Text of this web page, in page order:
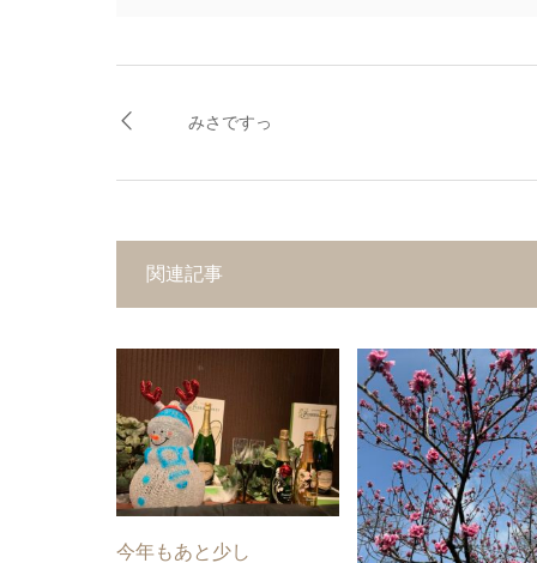
みさですっ
関連記事
今年もあと少し